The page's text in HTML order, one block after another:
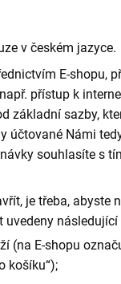
v českém jazyce.
E-shopu,
přístup k
základní sazby,
účtované Námi
souhlasíte s
je třeba, abyste
následující
(na E-shopu
košíku“);